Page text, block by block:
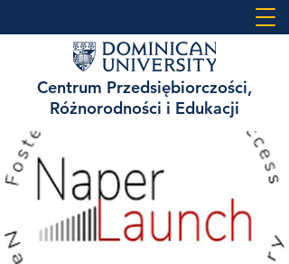
Centrum Przedsiębiorczości,
Różnorodności i Edukacji